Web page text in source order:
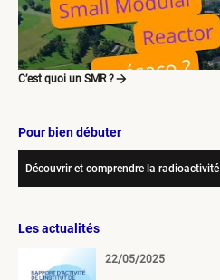
C’est quoi un SMR ?
Pour bien débuter
Découvrir et comprendre la radioactivité
Les actualités
22/05/2025